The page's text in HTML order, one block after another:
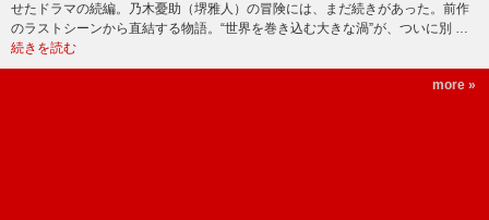
せたドラマの続編。乃木憂助（堺雅人）の冒険には、まだ続きがあった。前作
のラストシーンから直結する物語。“世界を巻き込む大きな渦”が、ついに別 …
続きを読む
more »